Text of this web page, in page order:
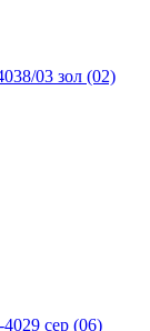
03 зол (02)
сер (06)